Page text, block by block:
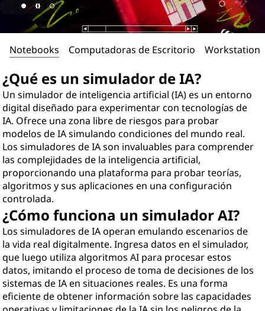
Notebooks Computadoras de Escritorio Workstations
¿Qué es un simulador de IA?
Un simulador de inteligencia artificial (IA) es un entorno
digital diseñado para experimentar con tecnologías de
IA. Ofrece una zona libre de riesgos para probar
modelos de IA simulando condiciones del mundo real.
Los simuladores de IA son invaluables para comprender
las complejidades de la inteligencia artificial,
proporcionando una plataforma para probar teorías,
algoritmos y sus aplicaciones en una configuración
controlada.
¿Cómo funciona un simulador AI?
Los simuladores de IA operan emulando escenarios de
la vida real digitalmente. Ingresa datos en el simulador,
que luego utiliza algoritmos AI para procesar estos
datos, imitando el proceso de toma de decisiones de los
sistemas de IA en situaciones reales. Es una forma
eficiente de obtener información sobre las capacidades